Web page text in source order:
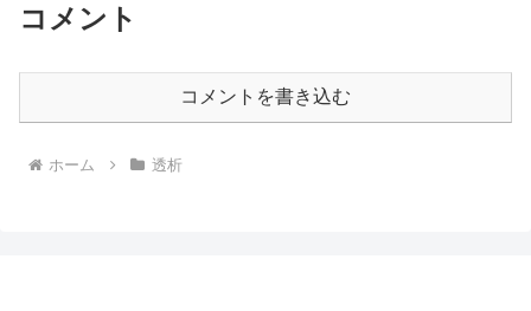
コメント
コメントを書き込む
ホーム 透析